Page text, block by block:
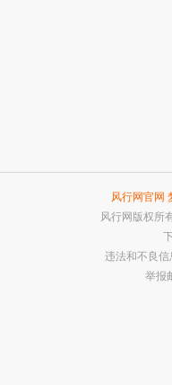
风行网官网
风行网版权所
违法和不良
举报